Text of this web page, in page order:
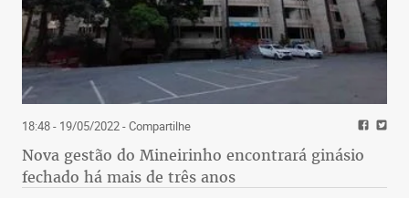
18:48 - 19/05/2022- Compartilhe
Nova gestão do Mineirinho encontrará ginásio
fechado há mais de três anos